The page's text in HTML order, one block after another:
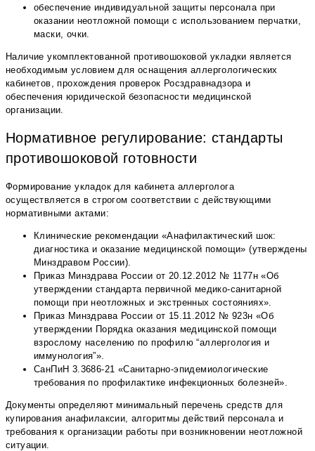
обеспечение индивидуальной защиты персонала при
оказании неотложной помощи с использованием перчатки,
маски, очки.
Наличие укомплектованной противошоковой укладки является
необходимым условием для оснащения аллергологических
кабинетов, прохождения проверок Росздравнадзора и
обеспечения юридической безопасности медицинской
организации.
Нормативное регулирование: стандарты
противошоковой готовности
Формирование укладок для кабинета аллерголога
осуществляется в строгом соответствии с действующими
нормативными актами:
Клинические рекомендации «Анафилактический шок:
диагностика и оказание медицинской помощи» (утверждены
Минздравом России).
Приказ Минздрава России от 20.12.2012 № 1177н «Об
утверждении стандарта первичной медико-санитарной
помощи при неотложных и экстренных состояниях».
Приказ Минздрава России от 15.11.2012 № 923н «Об
утверждении Порядка оказания медицинской помощи
взрослому населению по профилю “аллергология и
иммунология”».
СанПиН 3.3686-21 «Санитарно-эпидемиологические
требования по профилактике инфекционных болезней».
Документы определяют минимальный перечень средств для
купирования анафилаксии, алгоритмы действий персонала и
требования к организации работы при возникновении неотложной
ситуации.